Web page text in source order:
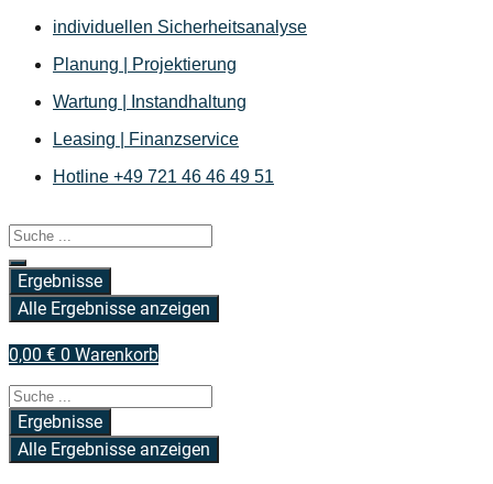
Zum
springen
individuellen Sicherheitsanalyse
Planung | Projektierung
Wartung | Instandhaltung
Leasing | Finanzservice
Hotline +49 721 46 46 49 51
Search
...
Ergebnisse
Alle Ergebnisse anzeigen
0,00 € 0 Warenkorb
Search
...Ergebnisse
Alle Ergebnisse anzeigen